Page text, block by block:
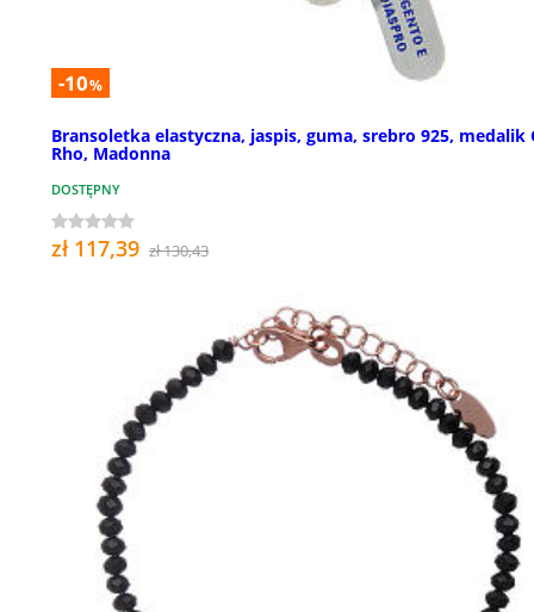
-10%
Bransoletka elastyczna, jaspis, guma, srebro 925, medalik
Rho, Madonna
DOSTĘPNY
zł 117,39 zł 130,43